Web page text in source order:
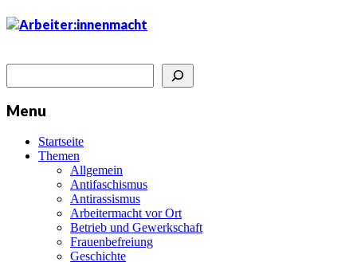
Menu
Startseite
Themen
Allgemein
Antifaschismus
Antirassismus
Arbeitermacht vor Ort
Betrieb und Gewerkschaft
Frauenbefreiung
Geschichte